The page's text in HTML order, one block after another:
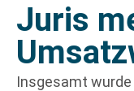
Juris
Insgesamt